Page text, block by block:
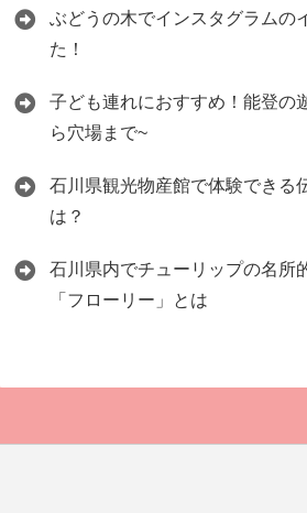
ぶどうの木でインスタグラムの
た！
子ども連れにおすすめ！能登の
ら穴場まで~
石川県観光物産館で体験できる
は？
石川県内でチューリップの名所
「フローリー」とは